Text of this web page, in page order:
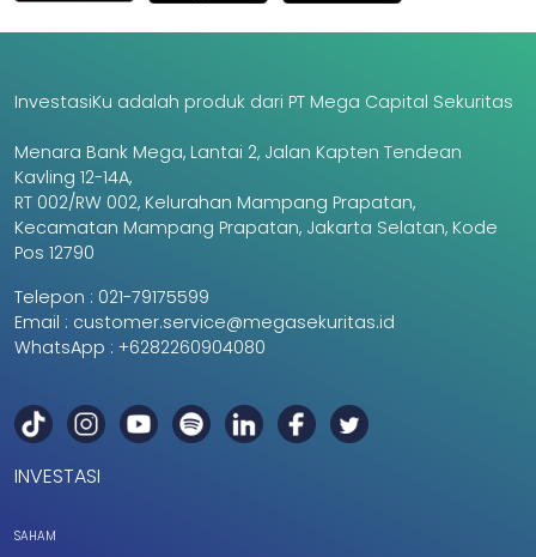
InvestasiKu adalah produk dari PT Mega Capital Sekuritas
Menara Bank Mega, Lantai 2, Jalan Kapten Tendean
Kavling 12-14A,
RT 002/RW 002, Kelurahan Mampang Prapatan,
Kecamatan Mampang Prapatan, Jakarta Selatan, Kode
Pos 12790
Telepon : 021-79175599
Email : customer.service@megasekuritas.id
WhatsApp : +6282260904080
INVESTASI
SAHAM